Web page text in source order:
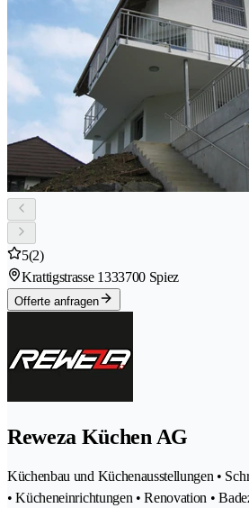
5(2)
Krattigstrasse 1333700 Spiez
Offerte anfragen
Reweza Küchen AG
Küchenbau und Küchenausstellungen •
• Kücheneinrichtungen • Renovation •